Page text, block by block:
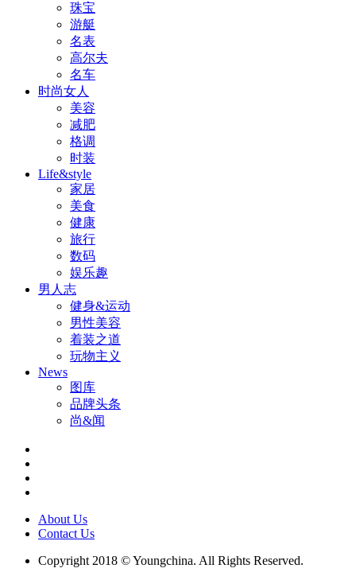
珠宝
游艇
名表
高尔夫
名车
时尚女人
美容
减肥
格调
时装
Life&style
家居
美食
健康
旅行
数码
娱乐趣
男人志
健身&运动
男性美容
着装之道
玩物主义
News
图库
品牌头条
尚&闻
About Us
Contact Us
Copyright 2018 © Youngchina. All Rights Reserved.